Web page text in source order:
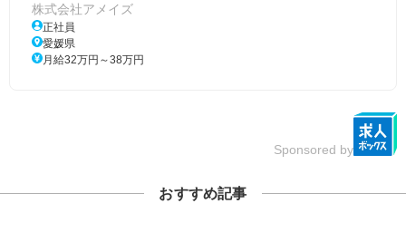
株式会社アメイズ
正社員
愛媛県
月給32万円～38万円
Sponsored by
おすすめ記事